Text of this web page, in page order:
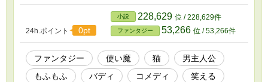
24h.ポイント 0pt
小説 228,629 位 / 228,629件
ファンタジー 53,266 位 / 53,266件
ファンタジー 使い魔 猫
男主人公
もふもふ
バディ コメディ
笑える